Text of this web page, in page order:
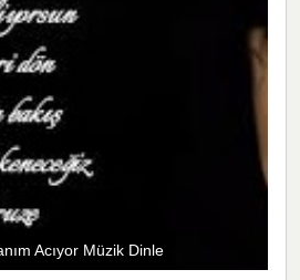
Acıyor Müzik Dinle